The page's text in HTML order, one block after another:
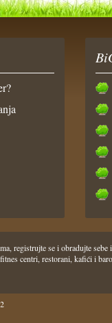
registrujte se i obradujte
centri, restorani, kafići i